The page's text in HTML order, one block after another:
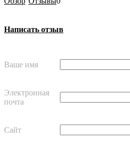
Написать отзыв
Ваше имя
Электронная
почта
Сайт